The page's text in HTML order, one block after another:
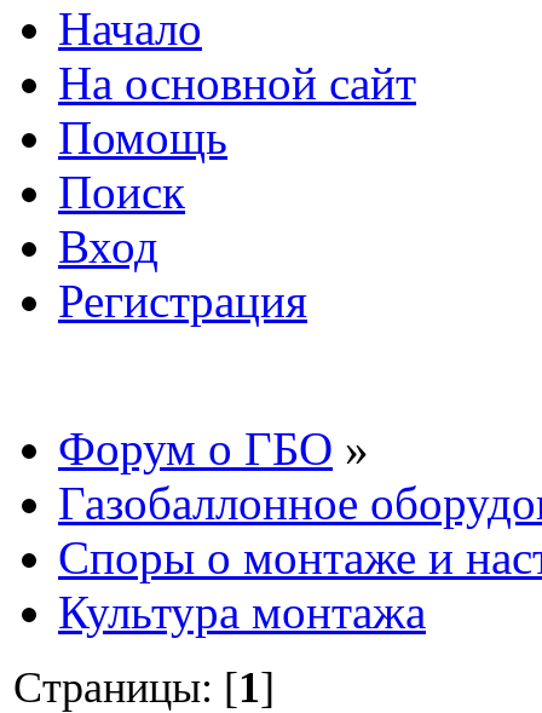
Начало
На основной сайт
Помощь
Поиск
Вход
Регистрация
Форум о ГБО »
Газобаллонное
Споры о монтаже и
Культура монтажа
Страницы: [1]